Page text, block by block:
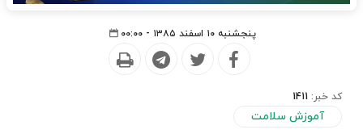
پنجشنبه ۱۰ اسفند ۱۳۸۵ - ۰۰:۰۰
کد خبر: 1411
آموزش سلامت